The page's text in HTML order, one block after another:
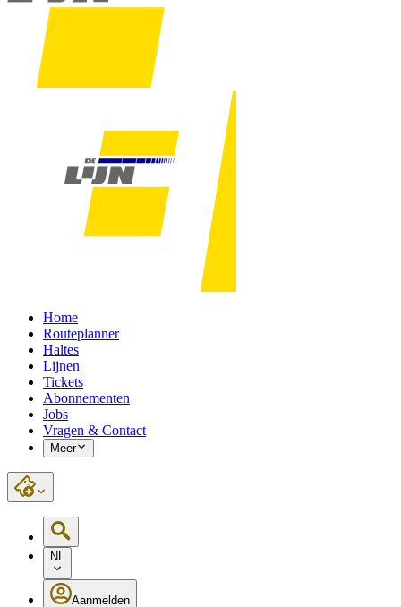
Home
Routeplanner
Haltes
Lijnen
Tickets
Abonnementen
Jobs
Vragen & Contact
Meer
NL
Aanmelden